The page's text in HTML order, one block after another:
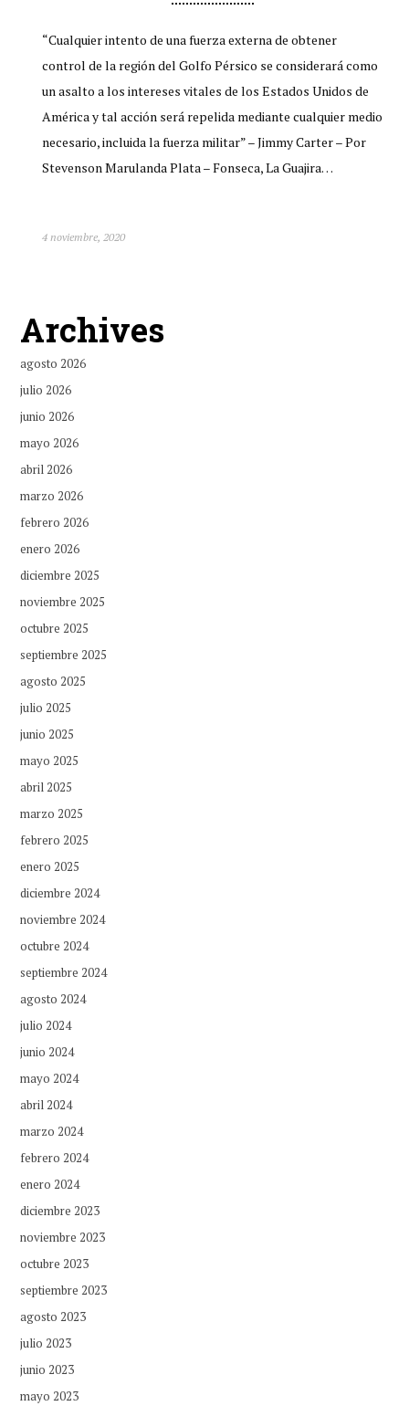
“Cualquier intento de una fuerza externa de obtener
control de la región del Golfo Pérsico se considerará como
un asalto a los intereses vitales de los Estados Unidos de
América y tal acción será repelida mediante cualquier medio
necesario, incluida la fuerza militar” – Jimmy Carter – Por
Stevenson Marulanda Plata – Fonseca, La Guajira…
4 noviembre, 2020
Archives
agosto 2026
julio 2026
junio 2026
mayo 2026
abril 2026
marzo 2026
febrero 2026
enero 2026
diciembre 2025
noviembre 2025
octubre 2025
septiembre 2025
agosto 2025
julio 2025
junio 2025
mayo 2025
abril 2025
marzo 2025
febrero 2025
enero 2025
diciembre 2024
noviembre 2024
octubre 2024
septiembre 2024
agosto 2024
julio 2024
junio 2024
mayo 2024
abril 2024
marzo 2024
febrero 2024
enero 2024
diciembre 2023
noviembre 2023
octubre 2023
septiembre 2023
agosto 2023
julio 2023
junio 2023
mayo 2023